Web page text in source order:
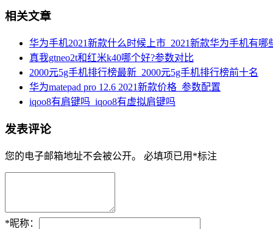
相关文章
华为手机2021新款什么时候上市_2021新款华为手机有哪
真我gtneo2t和红米k40哪个好?参数对比
2000元5g手机排行榜最新_2000元5g手机排行榜前十名
华为matepad pro 12.6 2021新款价格_参数配置
iqoo8有肩键吗_iqoo8有虚拟肩键吗
发表评论
您的电子邮箱地址不会被公开。 必填项已用 *标注
*昵称：